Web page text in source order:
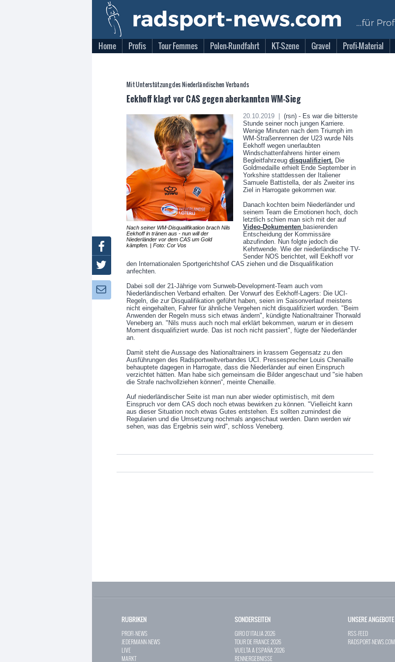
Home Profis Tour Femmes Polen-Rundfahrt KT-Szene Gravel Profi-Material
Mit Unterstützung des Niederländischen Verbands
Eekhoff klagt vor CAS gegen aberkannten WM-Sieg
Nach seiner WM-Disqualifikatiion brach Nils
Eekhoff in tränen aus - nun will der
Niederländer vor dem CAS um Gold
kämpfen. | Foto: Cor Vos
20.10.2019 |
(rsn) - Es war die bitterste
Stunde seiner noch jungen Karriere.
Wenige Minuten nach dem Triumph im
WM-Straßenrennen der U23 wurde Nils
Eekhoff wegen unerlaubten
Windschattenfahrens hinter einem
Begleitfahrzeug disqualifiziert. Die
Goldmedaille erhielt Ende September in
Yorkshire stattdessen der Italiener
Samuele Battistella, der als Zweiter ins
Ziel in Harrogate gekommen war.
Danach kochten beim Niederländer und
seinem Team die Emotionen hoch, doch
letztlich schien man sich mit der auf
Video-Dokumenten basierenden
Entscheidung der Kommissäre
abzufinden. Nun folgte jedoch die
Kehrtwende. Wie der niederländische TV-
Sender NOS berichtet, will Eekhoff vor
den Internationalen Sportgerichtshof CAS ziehen und die Disqualifikation
anfechten.
Dabei soll der 21-Jährige vom Sunweb-Development-Team auch vom
Niederländischen Verband erhalten. Der Vorwurf des Eekhoff-Lagers: Die UCI-
Regeln, die zur Disqualifikation geführt haben, seien im Saisonverlauf meistens
nicht eingehalten, Fahrer für ähnliche Vergehen nicht disqualifiziert worden. "Beim
Anwenden der Regeln muss sich etwas ändern", kündigte Nationaltrainer Thorwald
Veneberg an. "Nils muss auch noch mal erklärt bekommen, warum er in diesem
Moment disqualifiziert wurde. Das ist noch nicht passiert", fügte der Niederländer
an.
Damit steht die Aussage des Nationaltrainers in krassem Gegensatz zu den
Ausführungen des Radsportweltverbandes UCI. Pressesprecher Louis Chenaille
behauptete dagegen in Harrogate, dass die Niederländer auf einen Einspruch
verzichtet hätten. Man habe sich gemeinsam die Bilder angeschaut und "sie haben
die Strafe nachvollziehen können“, meinte Chenaille.
Auf niederländischer Seite ist man nun aber wieder optimistisch, mit dem
Einspruch vor dem CAS doch noch etwas bewirken zu können. "Vielleicht kann
aus dieser Situation noch etwas Gutes entstehen. Es sollten zumindest die
Regularien und die Umsetzung nochmals angeschaut werden. Dann werden wir
sehen, was das Ergebnis sein wird", schloss Veneberg.
Facebook
Twitter
Newsletter:
RUBRIKEN
PROFI-NEWS
JEDERMANN-NEWS
LIVE
MARKT
SONDERSEITEN
GIRO D`ITALIA 2026
TOUR DE FRANCE 2026
VUELTA A ESPAÑA 2026
RENNERGEBNISSE
UNSERE ANGEBOTE
RSS-FEED
RADSPORT-NEWS.COM